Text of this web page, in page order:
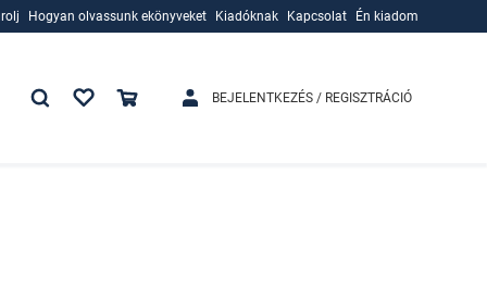
Hogyan olvassunk ekönyveket
Kiadóknak
Kapcsolat Én kiadom
BEJELENTKEZÉS / REGISZTRÁCIÓ